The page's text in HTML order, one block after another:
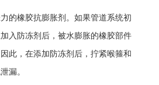
的橡胶抗膨胀剂。如果管道系统初
入防冻剂后，被水膨胀的橡胶部件
此，在添加防冻剂后，拧紧喉箍和
漏。